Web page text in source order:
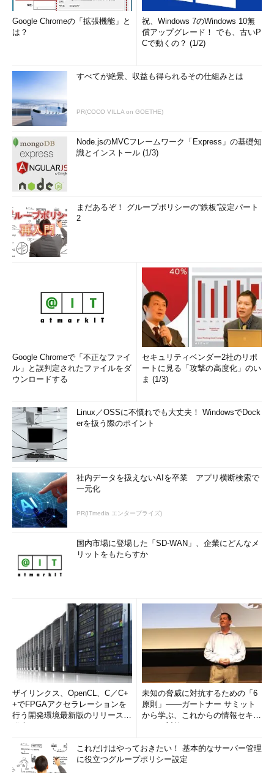
Google Chromeの「拡張機能」と
は？
祝、Windows 7のWindows 10無
償アップグレード！ でも、古いP
Cで動くの？ (1/2)
すべてが絶景、収益も得られるその仕組みとは
PR(COCO VILLA on GOETHE)
Node.jsのMVCフレームワーク「Express」の基礎知
識とインストール (1/3)
まだあるぞ！ グループポリシーの“鉄板”設定パート
2
Google Chromeで「不正なファイ
ル」と誤判定されたファイルをダ
ウンロードする
セキュリティベンダー2社のリポ
ートに見る「攻撃の高度化」のい
ま (1/3)
Linux／OSSに不慣れでも大丈夫！ WindowsでDock
erを扱う際のポイント
社内データを扱えないAIを卒業 アプリ横断検索で
一元化
PR(ITmedia エンタープライズ)
国内市場に登場した「SD-WAN」、企業にどんなメ
リットをもたらすか
ザイリンクス、OpenCL、C／C+
+でFPGAアクセラレーションを
行う開発環境最新版のリリースを
未知の脅威に対抗するための「6
原則」――ガートナー サミット
から学ぶ、これからの情報セキュ
これだけはやっておきたい！ 基本的なサーバー管理
に役立つグループポリシー設定